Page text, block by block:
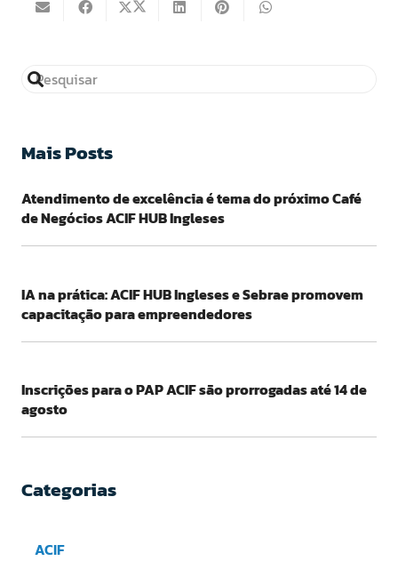
Mais Posts
Atendimento de excelência é tema do próximo Café
de Negócios ACIF HUB Ingleses
IA na prática: ACIF HUB Ingleses e Sebrae promovem
capacitação para empreendedores
Inscrições para o PAP ACIF são prorrogadas até 14 de
agosto
Categorias
ACIF